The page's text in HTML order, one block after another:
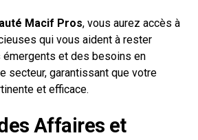
Macif Pros, vous aurez accès à
qui vous aident à rester
et des besoins en
secteur, garantissant que votre
et efficace.
Affaires et